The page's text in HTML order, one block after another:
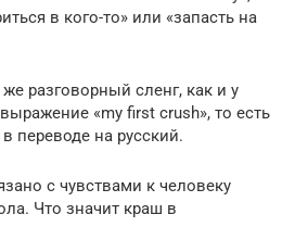
в кого-то» или «запасть на
разговорный сленг, как и у
«my first crush», то есть
переводе на русский.
с чувствами к человеку
Что значит краш в